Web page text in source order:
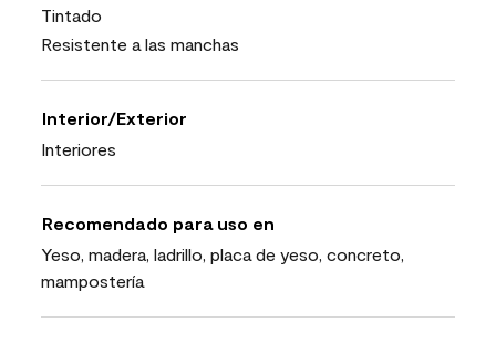
Tintado
Resistente a las manchas
Interior/Exterior
Interiores
Recomendado para uso en
Yeso, madera, ladrillo, placa de yeso, concreto,
mampostería